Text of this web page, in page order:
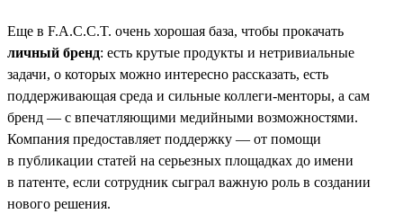
Еще в F.A.C.C.T. очень хорошая база, чтобы прокачать
личный бренд: есть крутые продукты и нетривиальные
задачи, о которых можно интересно рассказать, есть
поддерживающая среда и сильные коллеги-менторы, а сам
бренд — с впечатляющими медийными возможностями.
Компания предоставляет поддержку — от помощи
в публикации статей на серьезных площадках до имени
в патенте, если сотрудник сыграл важную роль в создании
нового решения.